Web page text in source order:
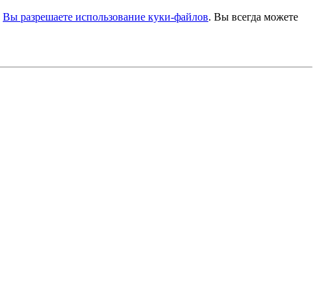
Вы разрешаете использование куки-файлов. Вы всегда можете